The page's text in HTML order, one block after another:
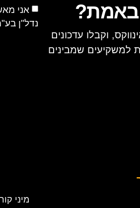
באמת?
וקבלו עדכונים
למשקיעים שמבינים
אני
נדל"ן
מיני